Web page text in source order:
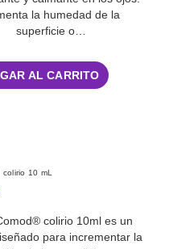
la humedad de la
superficie o…
AL CARRITO
10 mL
colirio 10ml es un
para incrementar la